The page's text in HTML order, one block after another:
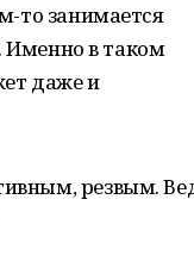
то занимается
Именно в таком
даже и
резвым.